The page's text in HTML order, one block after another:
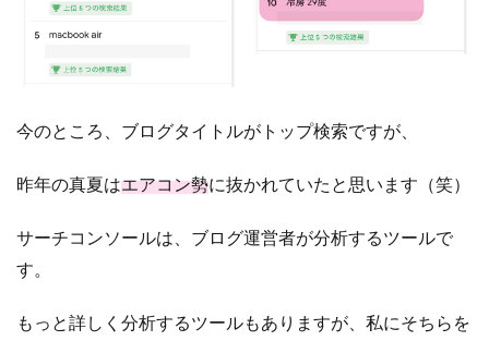
今のところ、ブログタイトルがトップ検索ですが、
昨年の真夏はエアコン勢に抜かれていたと思います（笑）
サーチコンソールは、ブログ運営者が分析するツールで
す。
もっと詳しく分析するツールもありますが、私にそちらを